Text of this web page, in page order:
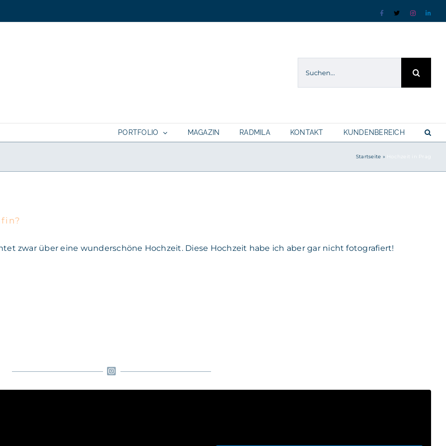
Facebook
X Instagram
PORTFOLIO MAGAZIN RADMILA KONTAKT KUNDENBEREICH
Startseite » Hochzeit in Prag
zwar über eine wunderschöne Hochzeit. Diese Hochzeit habe ich aber gar nicht fotografiert!